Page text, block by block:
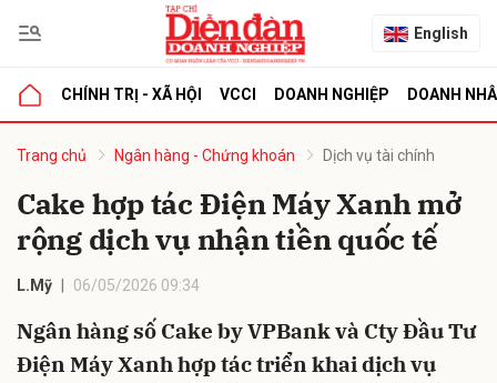
English
CHÍNH TRỊ - XÃ HỘI VCCI DOANH NGHIỆP DOANH
Trang chủ Ngân hàng - Chứng khoán Dịch vụ tài chính
Cake hợp tác Điện Máy Xanh mở
rộng dịch vụ nhận tiền quốc tế
L.Mỹ 06/05/2026 09:34
Ngân hàng số Cake by VPBank và Cty Đầu Tư
Điện Máy Xanh hợp tác triển khai dịch vụ
luận
Hủy